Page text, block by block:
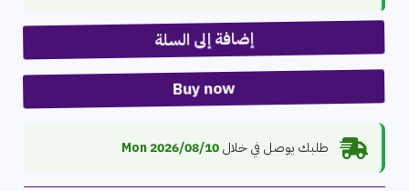
إضافة إلى السلة
Buy now
طلبك يوصل في خلال2026/08/10 Mon